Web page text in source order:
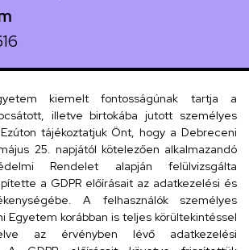
alt.unideb.hu
Kossuth utca 33.
telefonkönyv
kiemelt fontosságúnak tartja a
illetve birtokába jutott személyes
tájékoztatjuk Önt, hogy a Debreceni
25. napjától kötelezően alkalmazandó
Rendelet alapján felülvizsgálta
a GDPR előírásait az adatkezelési és
A felhasználók személyes
Egyetem korábban is teljes körültekintéssel
az érvényben lévő adatkezelési